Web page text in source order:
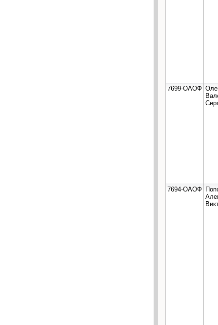
7699-ОАОФ
7694-ОАОФ